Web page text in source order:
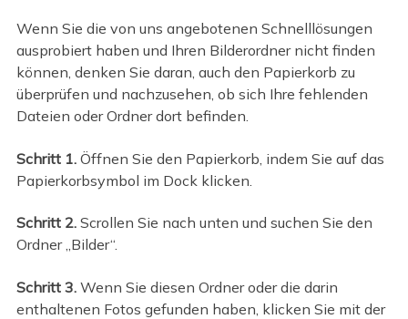
Wenn Sie die von uns angebotenen Schnelllösungen
ausprobiert haben und Ihren Bilderordner nicht finden
können, denken Sie daran, auch den Papierkorb zu
überprüfen und nachzusehen, ob sich Ihre fehlenden
Dateien oder Ordner dort befinden.
Schritt 1.Öffnen Sie den Papierkorb, indem Sie auf das
Papierkorbsymbol im Dock klicken.
Schritt 2.Scrollen Sie nach unten und suchen Sie den
Ordner „Bilder“.
Schritt 3.Wenn Sie diesen Ordner oder die darin
enthaltenen Fotos gefunden haben, klicken Sie mit der